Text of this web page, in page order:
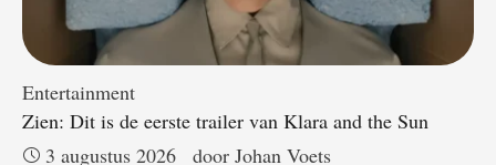
Entertainment
Zien: Dit is de eerste trailer van Klara and the Sun
3 augustus 2026
door Johan Voets